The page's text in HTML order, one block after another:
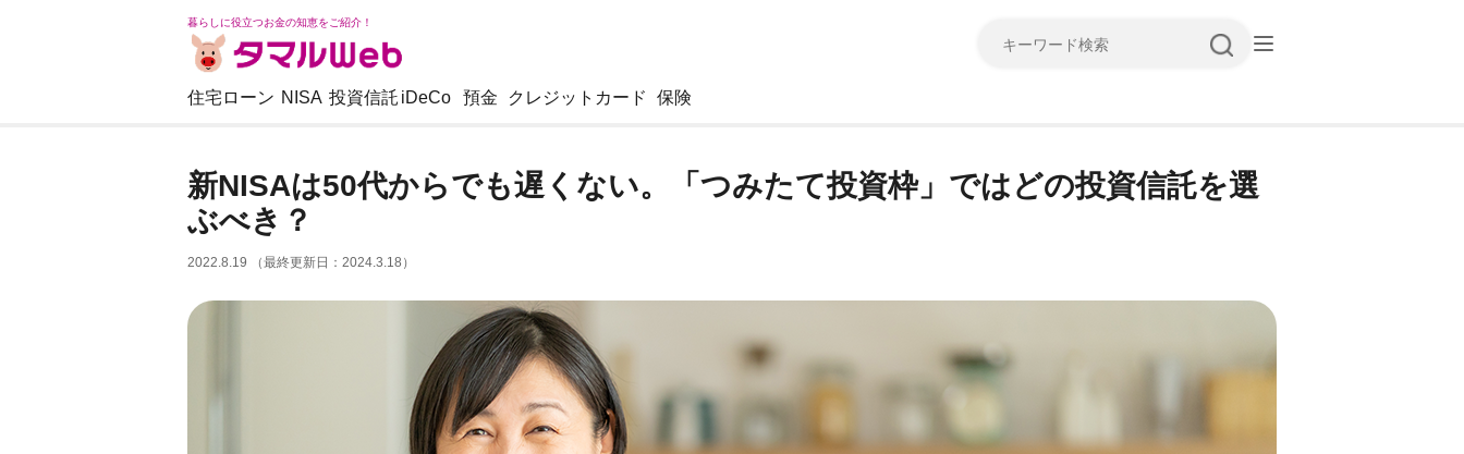
暮らしに役立つお金の知恵をご紹介！
キーワード検索
住宅ローン NISA 投資信託 iDeCo 預金 クレジットカード 保険
新NISAは50代からでも遅くない。「つみたて投資枠」ではどの投資信託を選
ぶべき？
2022.8.19 （最終更新日：2024.3.18）